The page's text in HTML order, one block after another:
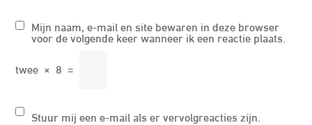
Mijn naam, e-mail en site bewaren in deze browser
voor de volgende keer wanneer ik een reactie plaats.
twee × 8 =
Stuur mij een e-mail als er vervolgreacties zijn.